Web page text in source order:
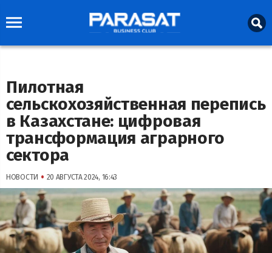
Пилотная
сельскохозяйственная перепись
в Казахстане: цифровая
трансформация аграрного
сектора
НОВОСТИ • 20 АВГУСТА 2024, 16:43